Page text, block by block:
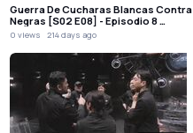
Guerra De Cucharas Blancas Contra
Negras [S02 E08] - Episodio 8 …
0 views 214 days ago